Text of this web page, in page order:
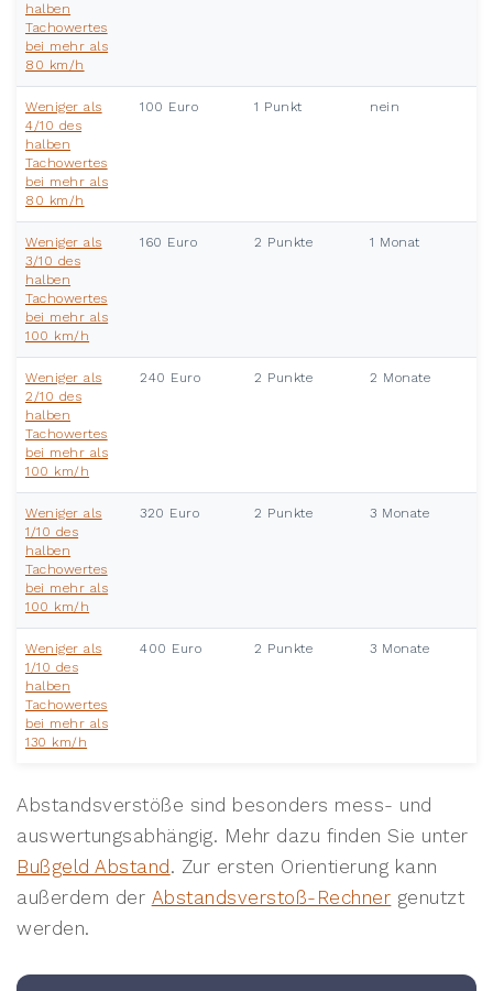
halben
Tachowertes
bei mehr als
80 km/h
Weniger als
4/10 des
halben
Tachowertes
bei mehr als
80 km/h
100 Euro 1 Punkt nein
Weniger als
3/10 des
halben
Tachowertes
bei mehr als
100 km/h
160 Euro 2 Punkte 1 Monat
Weniger als
2/10 des
halben
Tachowertes
bei mehr als
100 km/h
240 Euro 2 Punkte 2 Monate
Weniger als
1/10 des
halben
Tachowertes
bei mehr als
100 km/h
320 Euro 2 Punkte 3 Monate
Weniger als
1/10 des
halben
Tachowertes
bei mehr als
130 km/h
400 Euro 2 Punkte 3 Monate
Abstandsverstöße sind besonders mess- und
auswertungsabhängig. Mehr dazu finden Sie unter
Bußgeld Abstand . Zur ersten Orientierung kann
außerdem der Abstandsverstoß-Rechner genutzt
werden.